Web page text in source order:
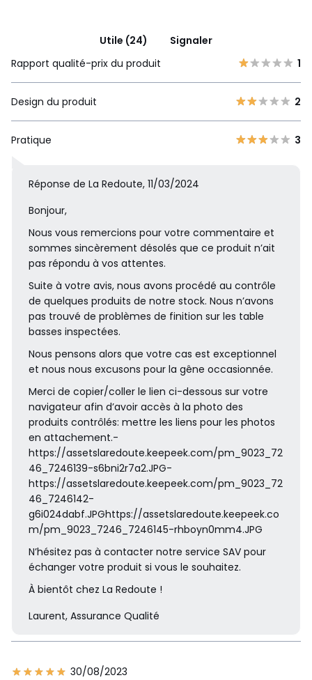
Utile (24)
Signaler
Rapport qualité-prix du produit
1
Design du produit 2
Pratique 3
Réponse de La Redoute, 11/03/2024
Bonjour,
Nous vous remercions pour votre commentaire et
sommes sincèrement désolés que ce produit n’ait
pas répondu à vos attentes.
Suite à votre avis, nous avons procédé au contrôle
de quelques produits de notre stock. Nous n’avons
pas trouvé de problèmes de finition sur les table
basses inspectées.
Nous pensons alors que votre cas est exceptionnel
et nous nous excusons pour la gêne occasionnée.
Merci de copier/coller le lien ci-dessous sur votre
navigateur afin d’avoir accès à la photo des
produits contrôlés: mettre les liens pour les photos
en attachement.-
https://assetslaredoute.keepeek.com/pm_9023_72
46_7246139-s6bni2r7a2.JPG-
https://assetslaredoute.keepeek.com/pm_9023_72
46_7246142-
g6i024dabf.JPGhttps://assetslaredoute.keepeek.co
m/pm_9023_7246_7246145-rhboyn0mm4.JPG
N’hésitez pas à contacter notre service SAV pour
échanger votre produit si vous le souhaitez.
À bientôt chez La Redoute !
Laurent, Assurance Qualité
30/08/2023